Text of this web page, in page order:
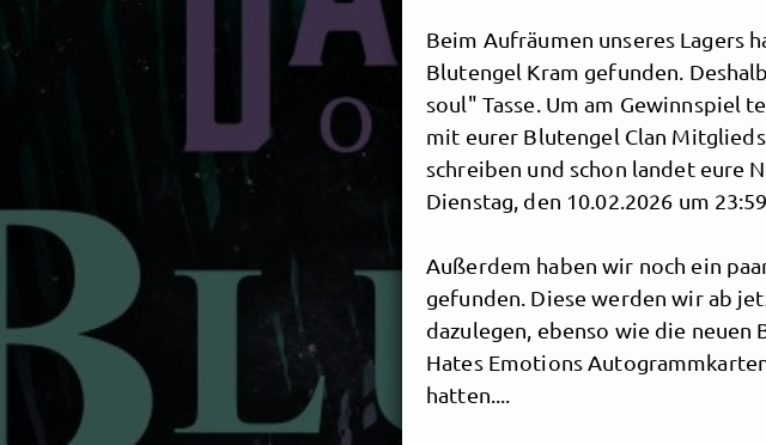
Beim Aufräumen unseres Lagers
Blutengel Kram gefunden.
soul" Tasse. Um am Gewinnspiel
mit eurer Blutengel Clan
schreiben und schon landet eure
Dienstag, den 10.02.2026 um
Außerdem haben wir noch ein
gefunden. Diese werden wir ab
dazulegen, ebenso wie die
Hates Emotions
hatten....